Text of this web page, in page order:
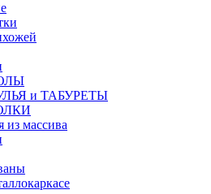
и ТАБУРЕТЫ
из массива